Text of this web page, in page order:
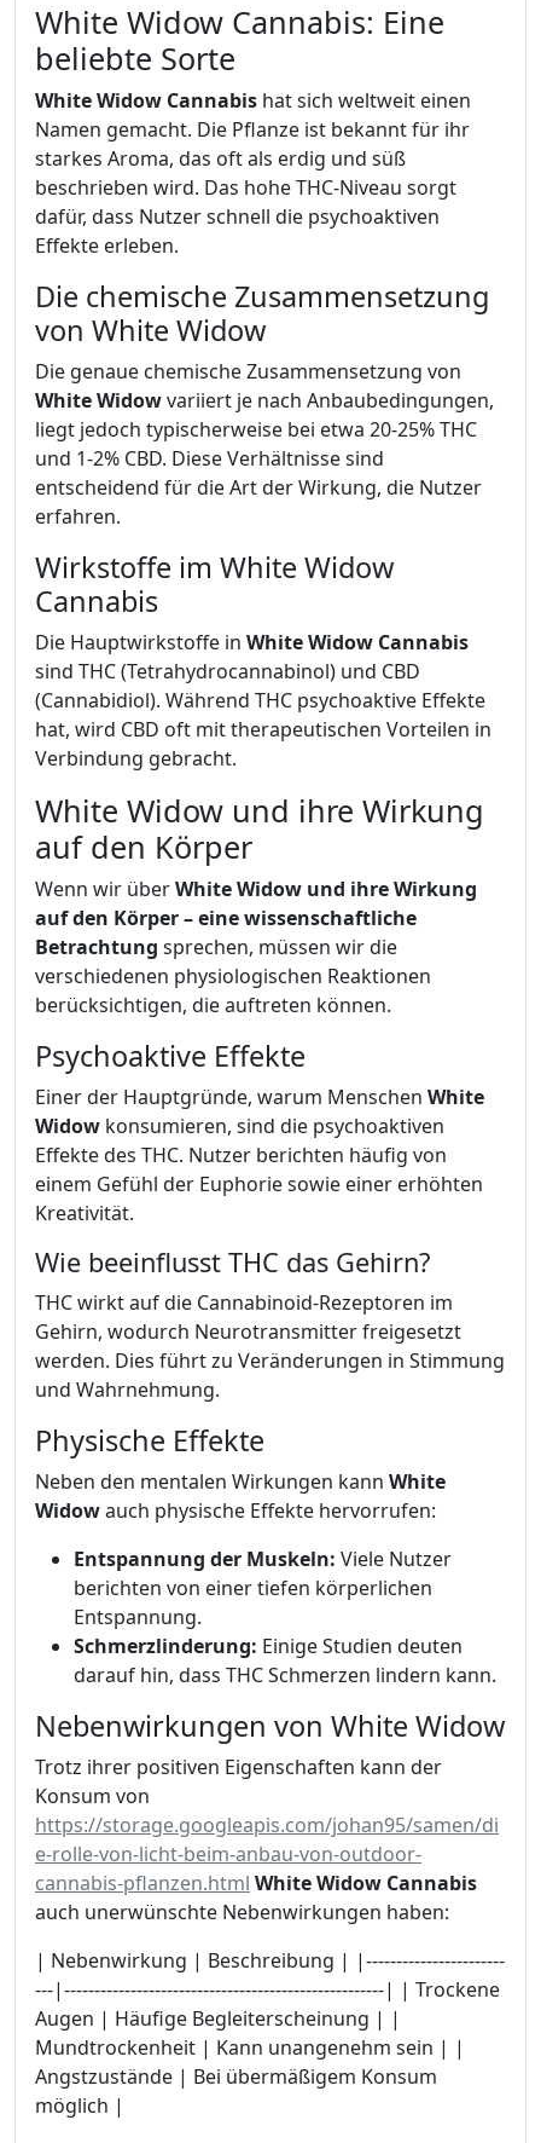
White Widow Cannabis: Eine
beliebte Sorte
White Widow Cannabis hat sich weltweit einen
Namen gemacht. Die Pflanze ist bekannt für ihr
starkes Aroma, das oft als erdig und süß
beschrieben wird. Das hohe THC-Niveau sorgt
dafür, dass Nutzer schnell die psychoaktiven
Effekte erleben.
Die chemische Zusammensetzung
von White Widow
Die genaue chemische Zusammensetzung von
White Widowvariiert je nach Anbaubedingungen,
liegt jedoch typischerweise bei etwa 20-25% THC
und 1-2% CBD. Diese Verhältnisse sind
entscheidend für die Art der Wirkung, die Nutzer
erfahren.
Wirkstoffe im White Widow
Cannabis
Die Hauptwirkstoffe in White Widow Cannabis
sind THC (Tetrahydrocannabinol) und CBD
(Cannabidiol). Während THC psychoaktive Effekte
hat, wird CBD oft mit therapeutischen Vorteilen in
Verbindung gebracht.
White Widow und ihre Wirkung
auf den Körper
Wenn wir überWhite Widow und ihre Wirkung
auf den Körper – eine wissenschaftliche
Betrachtung sprechen, müssen wir die
verschiedenen physiologischen Reaktionen
berücksichtigen, die auftreten können.
Psychoaktive Effekte
Einer der Hauptgründe, warum Menschen White
Widow konsumieren, sind die psychoaktiven
Effekte des THC. Nutzer berichten häufig von
einem Gefühl der Euphorie sowie einer erhöhten
Kreativität.
Wie beeinflusst THC das Gehirn?
THC wirkt auf die Cannabinoid-Rezeptoren im
Gehirn, wodurch Neurotransmitter freigesetzt
werden. Dies führt zu Veränderungen in Stimmung
und Wahrnehmung.
Physische Effekte
Neben den mentalen Wirkungen kann White
Widowauch physische Effekte hervorrufen:
Entspannung der Muskeln: Viele Nutzer
berichten von einer tiefen körperlichen
Entspannung.
Schmerzlinderung: Einige Studien deuten
darauf hin, dass THC Schmerzen lindern kann.
Nebenwirkungen von White Widow
Trotz ihrer positiven Eigenschaften kann der
Konsum von
https://storage.googleapis.com/johan95/samen/di
e-rolle-von-licht-beim-anbau-von-outdoor-
cannabis-pflanzen.html White Widow Cannabis
auch unerwünschte Nebenwirkungen haben:
| Nebenwirkung | Beschreibung | |-----------------------
---|-----------------------------------------------------| | Trockene
Augen | Häufige Begleiterscheinung | |
Mundtrockenheit | Kann unangenehm sein | |
Angstzustände | Bei übermäßigem Konsum
möglich |